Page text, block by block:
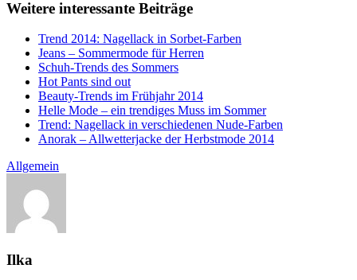
Weitere interessante Beiträge
Trend 2014: Nagellack in Sorbet-Farben
Jeans – Sommermode für Herren
Schuh-Trends des Sommers
Hot Pants sind out
Beauty-Trends im Frühjahr 2014
Helle Mode – ein trendiges Muss im Sommer
Trend: Nagellack in verschiedenen Nude-Farben
Anorak – Allwetterjacke der Herbstmode 2014
Allgemein
Ilka